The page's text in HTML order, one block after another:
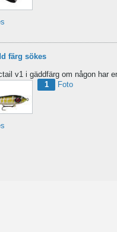
färg sökes
v1 i gäddfärg om någon har
1
Foto